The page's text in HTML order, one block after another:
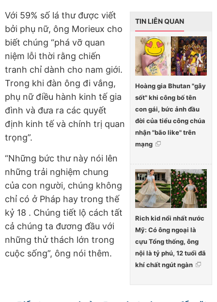
TIN LIÊN QUAN
Hoàng gia Bhutan "gây
sốt" khi công bố tên
con gái, bức ảnh đầu
đời của tiểu công chúa
nhận "bão like" trên
mạng
Rich kid nổi nhất nước
Mỹ: Có ông ngoại là
cựu Tổng thống, ông
nội là tỷ phú, 12 tuổi đã
khí chất ngút ngàn
Với 59% số lá thư được viết
bởi phụ nữ, ông Morieux cho
biết chúng “phá vỡ quan
niệm lỗi thời rằng chiến
tranh chỉ dành cho nam giới.
Trong khi đàn ông đi vắng,
phụ nữ điều hành kinh tế gia
đình và đưa ra các quyết
định kinh tế và chính trị quan
trọng”.
“Những bức thư này nói lên
những trải nghiệm chung
của con người, chúng không
chỉ có ở Pháp hay trong thế
kỷ 18 . Chúng tiết lộ cách tất
cả chúng ta đương đầu với
những thử thách lớn trong
cuộc sống”, ông nói thêm.